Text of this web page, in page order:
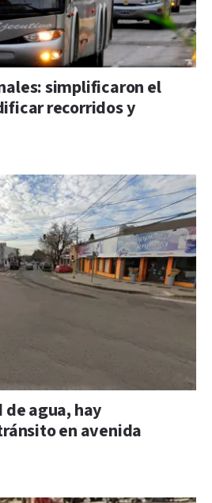
simplificaron el
recorridos y
de agua, hay
en avenida